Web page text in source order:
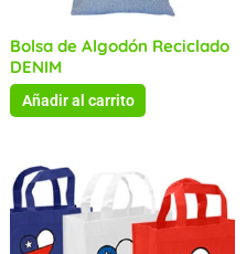
Bolsa de Algodón Reciclado
DENIM
Añadir al carrito